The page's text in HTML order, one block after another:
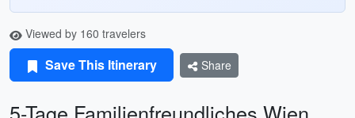
Viewed by 160 travelers
Save This Itinerary Share